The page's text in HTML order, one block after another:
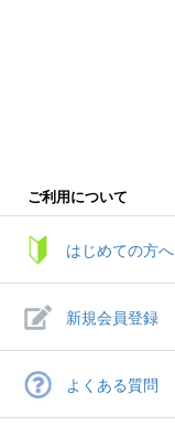
ご利用について
はじめての方へ
新規会員登録
よくある質問